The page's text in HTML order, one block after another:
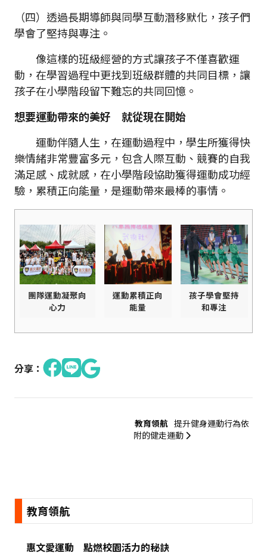
（四）透過長期導師與同學互動潛移默化，孩子們
學會了堅持與專注。
像這樣的班級經營的方式讓孩子不僅喜歡運
動，在學習過程中更找到班級群體的共同目標，讓
孩子在小學階段留下難忘的共同回憶。
想要運動帶來的美好 就從現在開始
運動伴隨人生，在運動過程中，學生所獲得快
樂情緒非常豐富多元，包含人際互動、競賽的自我
滿足感、成就感，在小學階段協助獲得運動成功經
驗，累積正向能量，是運動帶來最棒的事情。
團隊運動凝聚向
心力
運動累積正向
能量
孩子學會堅持
和專注
分享：
教育領航 提升健身運動行為依
附的健走運動
:::教育領航
惠文愛運動 點燃校園活力的秘訣